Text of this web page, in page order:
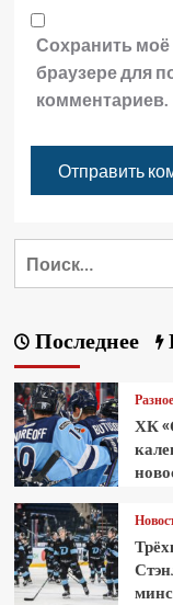
Сохранить моё
браузере для
комментариев.
Последнее
Разное
ХК